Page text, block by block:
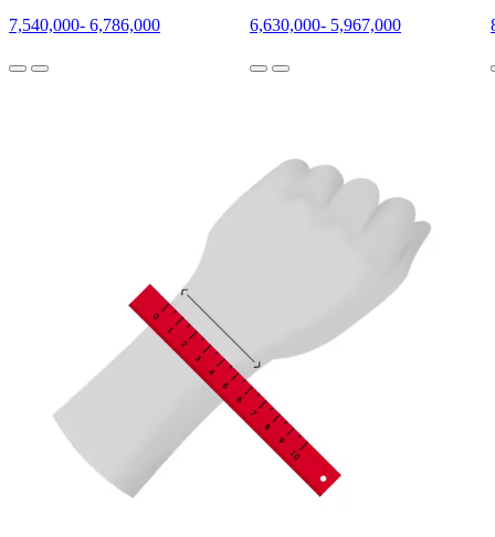
7,540,000- 6,786,000
6,630,000- 5,967,000